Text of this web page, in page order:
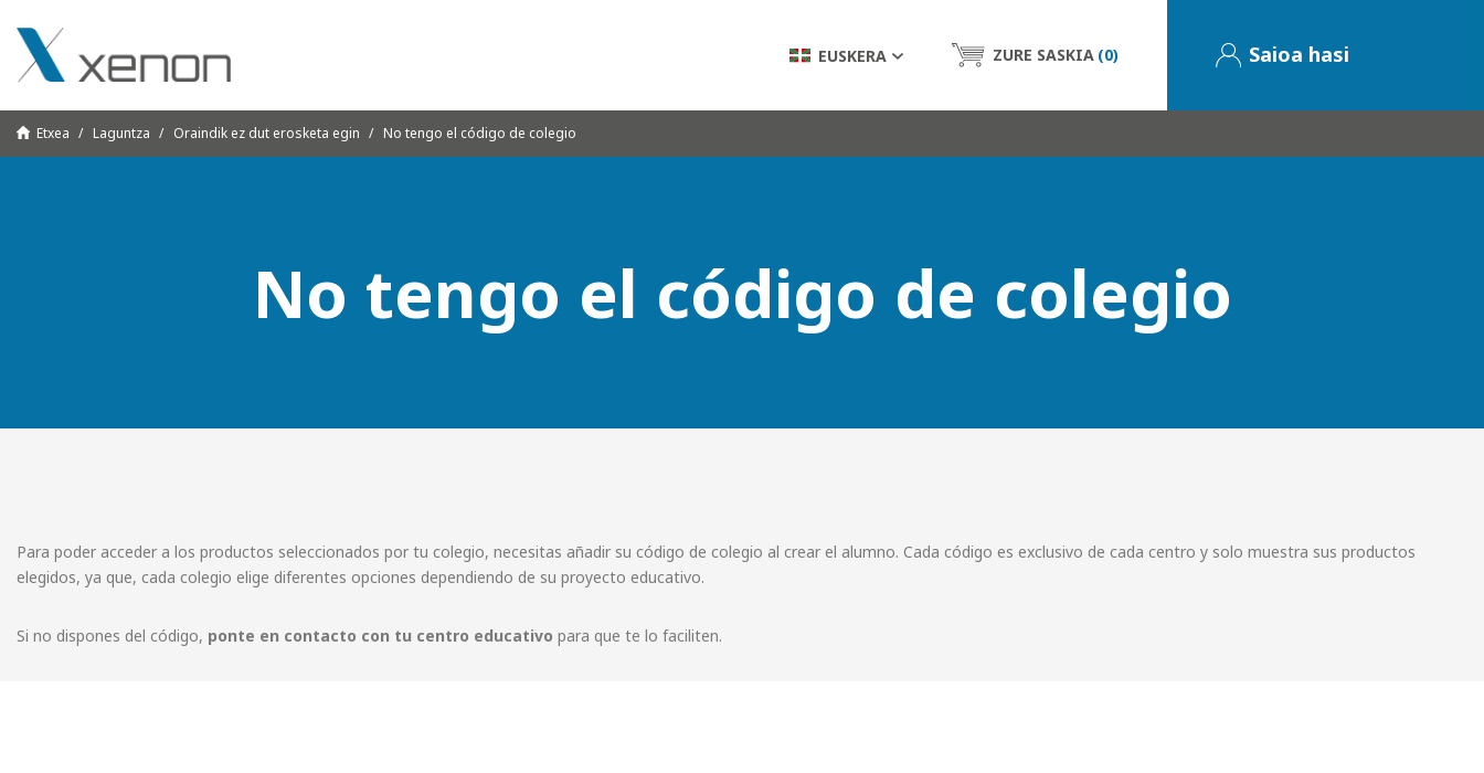
EUSKERA ZURE SASKIA (0) Saioa hasi
Etxea Laguntza Oraindik ez dut erosketa egin No tengo el código de colegio
No tengo el código de colegio
Para poder acceder a los productos seleccionados por tu colegio, necesitas añadir su código de colegio al crear el alumno. Cada código es exclusivo de cada centro y solo muestra sus productos
elegidos, ya que, cada colegio elige diferentes opciones dependiendo de su proyecto educativo.
Si no dispones del código, ponte en contacto con tu centro educativo para que te lo faciliten.